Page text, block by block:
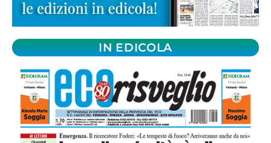
IN EDICOLA